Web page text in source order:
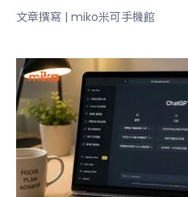
文章撰寫 | miko米可手機館